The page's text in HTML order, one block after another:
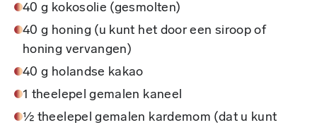
40 g kokosolie (gesmolten)
40 g honing (u kunt het door een siroop of
honing vervangen)
40 g holandse kakao
1 theelepel gemalen kaneel
½ theelepel gemalen kardemom (dat u kunt